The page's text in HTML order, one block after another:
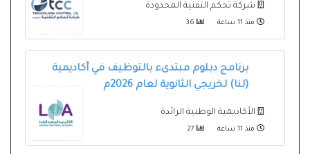
شركة تحكم التقنية المحدودة
منذ 11 ساعة
برنامج دبلوم مبتدىء بالتوظيف في أكاديمية
(لنا) لخريجي الثانوية لعام 2026م
الأكاديمية الوطنية الرائدة
منذ 11 ساعة